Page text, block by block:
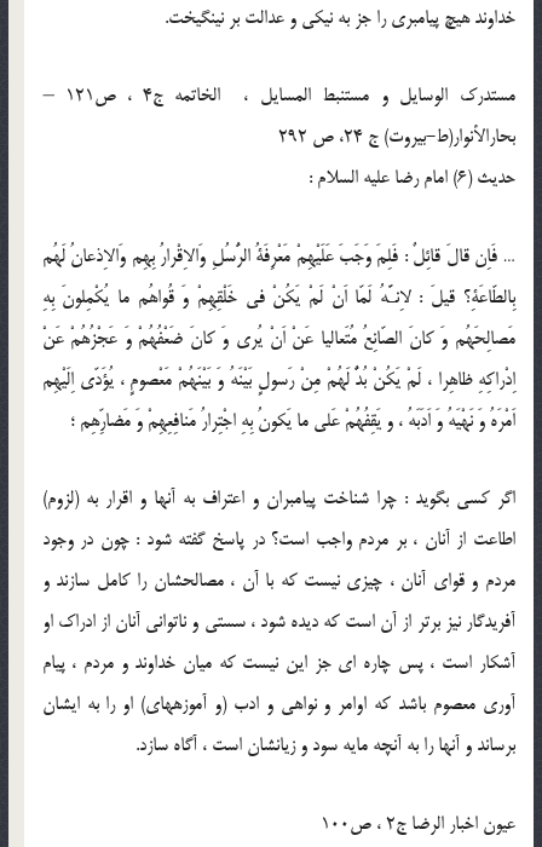
خداوند هيچ پيامبرى را جز به نيكى و عدالت بر نينگيخت.
مستدرک الوسایل و مستنبط المسایل ، الخاتمه ج4 ، ص121 –
بحارالأنوار(ط-بیروت) ج 24، ص 292
حدیث (6) امام رضا عليه السلام :
… فَاِن قالَ قائِلٌ : فَلِمَ وَجَبَ عَلَيْهِمْ مَعْرِفَةُ الرُّسُلِ وَالاِقْرارُ بِهِم وَالاِذعانُ لَهُم
بِالطّاعَةِ؟ قيلَ : لاِنـَّهُ لَمّا اَنْ لَمْ يَكُنْ فى خَلْقِهِمْ وَ قُواهُم ما يُكْمِلونَ بِهِ
مَصالِحَهُم وَ كانَ الصّانِعُ مُتَعاليا عَنْ اَنْ يُرى وَ كانَ ضَعْفُهُمْ وَ عَجْزُهُمْ عَنْ
اِدْراكِهِ ظاهِرا ، لَمْ يَكُنْ بُدٌّ لَهُمْ مِنْ رَسولٍ بَيْنَهُ وَ بَيْنَهُمْ مَعْصومٍ ، يُؤَدّى اِلَيْهِم
اَمْرَهُ وَ نَهْيَهُ وَ اَدَبَهُ ، و يَقِفُهُمْ عَلى ما يَكونُ بِهِ اجْتِرارُ مَنافِعِهِمْ وَ مَضارِّهِم ؛
اگر كسى بگويد : چرا شناخت پيامبران و اعتراف به آنها و اقرار به (لزوم)
اطاعت از آنان ، بر مردم واجب است؟ در پاسخ گفته شود : چون در وجود
مردم و قواى آنان ، چيزى نيست كه با آن ، مصالحشان را كامل سازند و
آفريدگار نيز برتر از آن است كه ديده شود ، سستى و ناتوانى آنان از ادراك او
آشكار است ، پس چاره ‏اى جز اين نيست كه ميان خداوند و مردم ، پيام‏
آورى معصوم باشد كه اوامر و نواهى و ادب (و آموزه‏هاى) او را به ايشان
برساند و آنها را به آنچه مايه سود و زيانشان است ، آگاه سازد.
عیون اخبار الرضا ج2 ، ص100